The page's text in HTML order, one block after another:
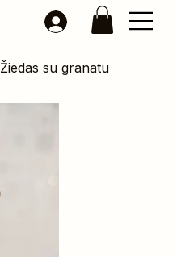
Žiedas su granatu